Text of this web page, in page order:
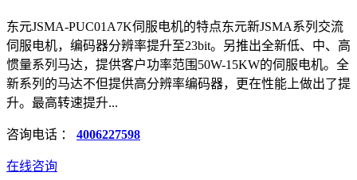
东元JSMA-PUC01A7K伺服电机的特点东元新JSMA系列交流
伺服电机，编码器分辨率提升至23bit。另推出全新低、中、高
惯量系列马达，提供客户功率范围50W-15KW的伺服电机。全
新系列的马达不但提供高分辨率编码器，更在性能上做出了提
升。最高转速提升...
咨询电话 ： 4006227598
在线咨询